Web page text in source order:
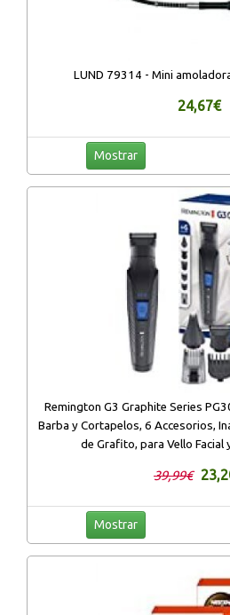
LUND 79314 - Mini
24,67€
Mostrar
Remington G3 Graphite Series
Barba y Cortapelos, 6 Accesorios,
de Grafito, para Vello Facial
39,99€
Mostrar